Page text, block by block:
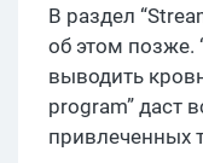
В раздел
об этом позже.
выводить
program” даст
привлеченных